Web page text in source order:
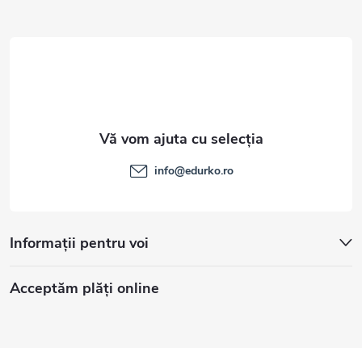
Informații pentru voi
Acceptăm plăţi online
info@edurko.ro